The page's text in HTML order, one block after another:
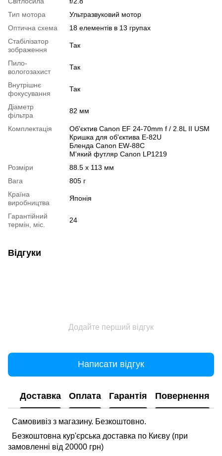
Тип мотора
Ультразвуковий мотор
Оптична схема
18 елементів в 13 групах
Стабілізатор
зображення
Так
Пило-
вологозахист
Так
Внутрішнє
фокусування
Так
Діаметр
фільтра
82 мм
Комплектація
Об'єктив Canon EF 24-70mm f / 2.8L II USM
Кришка для об'єктива E-82U
Бленда Canon EW-88C
М'який футляр Canon LP1219
Розміри
88.5 x 113 мм
Вага
805 г
Країна
виробництва
Японія
Гарантійний
термін, міс.
24
Відгуки
Додайте перший відгук
Написати відгук
Доставка Оплата Гарантія Повернення
Самовивіз з магазину. Безкоштовно.
Безкоштовна кур'єрська доставка по Києву (при
замовленні від 20000 грн)